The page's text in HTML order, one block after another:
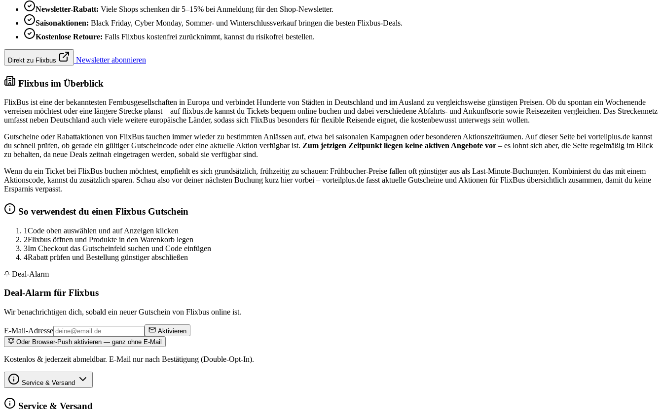
Newsletter-Rabatt: Viele Shops schenken dir 5–15% bei Anmeldung für den Shop-Newsletter.
Saisonaktionen: Black Friday, Cyber Monday, Sommer- und Winterschlussverkauf bringen die besten Flixbus-Deals.
Kostenlose Retoure: Falls Flixbus kostenfrei zurücknimmt, kannst du risikofrei bestellen.
Direkt zu Flixbus Newsletter abonnieren
Flixbus im Überblick
FlixBus ist eine der bekanntesten Fernbusgesellschaften in Europa und verbindet Hunderte von Städten in Deutschland und im Ausland zu vergleichsweise günstigen Preisen. Ob du spontan ein Wochenende
verreisen möchtest oder eine längere Strecke planst – auf flixbus.de kannst du Tickets bequem online buchen und dabei verschiedene Abfahrts- und Ankunftsorte sowie Reisezeiten vergleichen. Das Streckennetz
umfasst neben Deutschland auch viele weitere europäische Länder, sodass sich FlixBus besonders für flexible Reisende eignet, die kostenbewusst unterwegs sein wollen.
Gutscheine oder Rabattaktionen von FlixBus tauchen immer wieder zu bestimmten Anlässen auf, etwa bei saisonalen Kampagnen oder besonderen Aktionszeiträumen. Auf dieser Seite bei vorteilplus.de kannst
du schnell prüfen, ob gerade ein gültiger Gutscheincode oder eine aktuelle Aktion verfügbar ist. Zum jetzigen Zeitpunkt liegen keine aktiven Angebote vor – es lohnt sich aber, die Seite regelmäßig im Blick
zu behalten, da neue Deals zeitnah eingetragen werden, sobald sie verfügbar sind.
Wenn du ein Ticket bei FlixBus buchen möchtest, empfiehlt es sich grundsätzlich, frühzeitig zu schauen: Frühbucher-Preise fallen oft günstiger aus als Last-Minute-Buchungen. Kombinierst du das mit einem
Aktionscode, kannst du zusätzlich sparen. Schau also vor deiner nächsten Buchung kurz hier vorbei – vorteilplus.de fasst aktuelle Gutscheine und Aktionen für FlixBus übersichtlich zusammen, damit du keine
Ersparnis verpasst.
So verwendest du einen Flixbus Gutschein
1Code oben auswählen und auf Anzeigen klicken
2Flixbus öffnen und Produkte in den Warenkorb legen
3Im Checkout das Gutscheinfeld suchen und Code einfügen
4Rabatt prüfen und Bestellung günstiger abschließen
Deal-Alarm
Deal-Alarm für Flixbus
Wir benachrichtigen dich, sobald ein neuer Gutschein von Flixbus online ist.
E-Mail-Adresse
Aktivieren
Oder Browser-Push aktivieren — ganz ohne E-Mail
Kostenlos & jederzeit abmeldbar. E-Mail nur nach Bestätigung (Double-Opt-In).
Service & Versand
Service & Versand